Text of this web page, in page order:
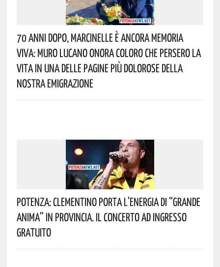
70 Anni Dopo, Marcinelle È Ancora Memoria
Viva: Muro Lucano Onora Coloro Che Persero La
Vita In Una Delle Pagine Più Dolorose Della
Nostra Emigrazione
Potenza: Clementino Porta L’energia Di “Grande
Anima” In Provincia. Il Concerto Ad Ingresso
Gratuito